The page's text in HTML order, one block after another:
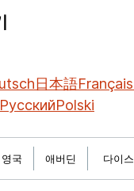
日本語Français
РусскийPolski
영국 애버딘 다이스